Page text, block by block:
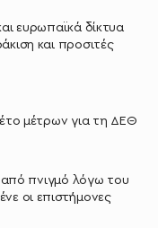
ευρωπαϊκά δίκτυα
και προσιτές
μέτρων για τη ΔΕΘ
από πνιγμό λόγω του
οι επιστήμονες